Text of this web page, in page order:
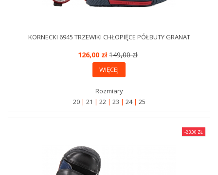
KORNECKI 6945 TRZEWIKI CHŁOPIĘCE PÓŁBUTY GRANAT
126,00 zł149,00 zł
WIĘCEJ
Rozmiary
20
21 22 23 24 25
-23,00 ZŁ